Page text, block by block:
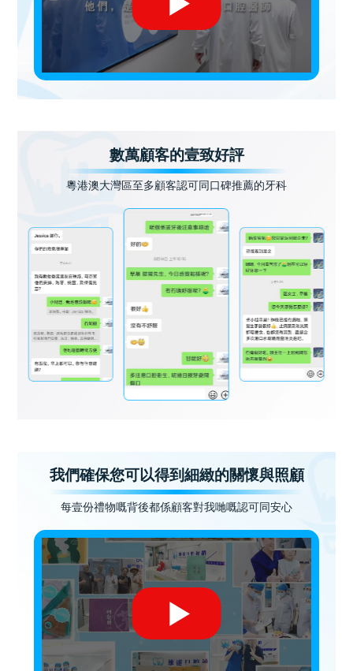
數萬顧客的壹致好評
粵港澳大灣區至多顧客認可同口碑推薦的牙科
我們確保您可以得到細緻的關懷與照顧
每壹份禮物嘅背後都係顧客對我哋嘅認可同安心